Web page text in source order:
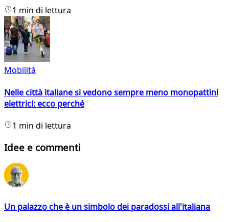
1 min di lettura
Mobilità
Nelle città italiane si vedono sempre meno monopattini
elettrici: ecco perché
1 min di lettura
Idee e commenti
Un palazzo che è un simbolo dei paradossi all'italiana